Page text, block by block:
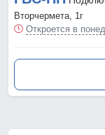
Вторчермета, 1г
Откроется в